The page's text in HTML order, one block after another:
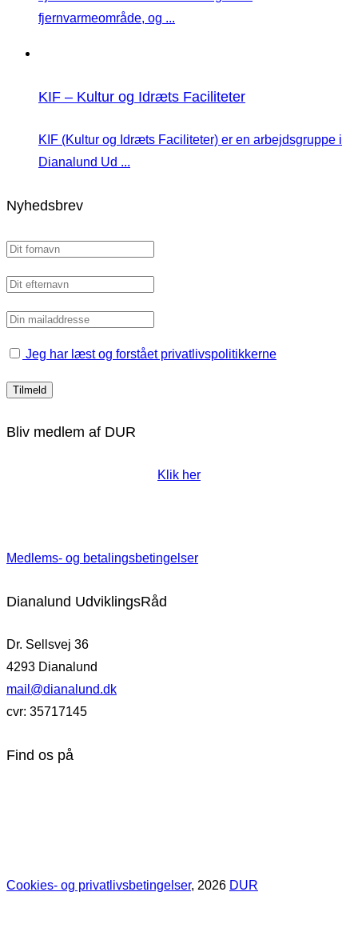
fjernvarmeområde, og ...
KIF – Kultur og Idræts Faciliteter
KIF (Kultur og Idræts Faciliteter) er en arbejdsgruppe i
Dianalund Ud ...
Nyhedsbrev
Jeg har læst og forstået privatlivspolitikkerne
Bliv medlem af DUR
Klik her
Medlems- og betalingsbetingelser
Dianalund UdviklingsRåd
Dr. Sellsvej 36
4293 Dianalund
mail@dianalund.dk
cvr: 35717145
Find os på
Cookies- og privatlivsbetingelser, 2026 DUR